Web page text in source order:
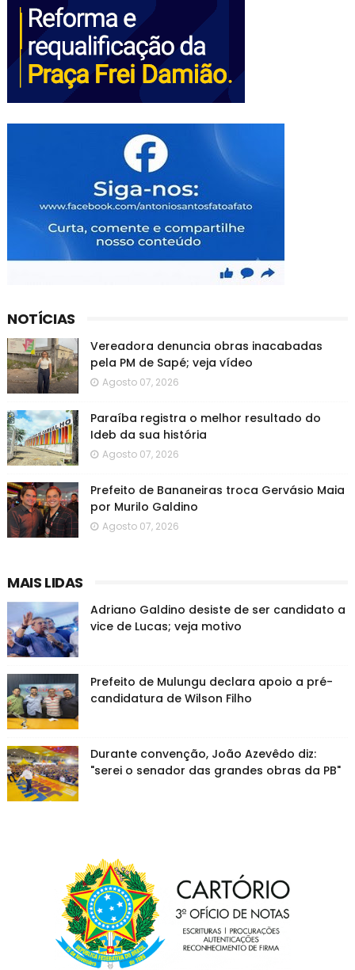
NOTÍCIAS
Vereadora denuncia obras inacabadas
pela PM de Sapé; veja vídeo
Agosto 07, 2026
Paraíba registra o melhor resultado do
Ideb da sua história
Agosto 07, 2026
Prefeito de Bananeiras troca Gervásio Maia
por Murilo Galdino
Agosto 07, 2026
MAIS LIDAS
Adriano Galdino desiste de ser candidato a
vice de Lucas; veja motivo
Prefeito de Mulungu declara apoio a pré-
candidatura de Wilson Filho
Durante convenção, João Azevêdo diz:
"serei o senador das grandes obras da PB"